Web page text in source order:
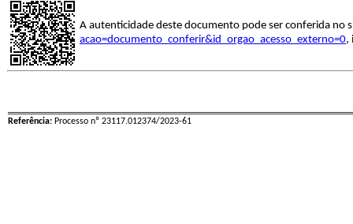
A autenticidade deste documento pode ser conferida no
acao=documento_conferir&id_orgao_acesso_externo=0,
Referência: Processo nº 23117.012374/2023-61